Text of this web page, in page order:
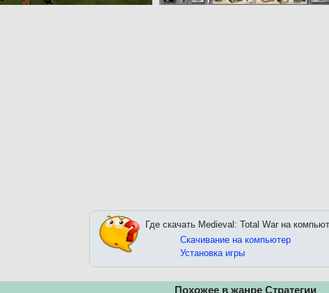
Где скачать Medieval: Total War на
Скачивание на компьютер
Установка игры
Похожее в жанре Стратегии